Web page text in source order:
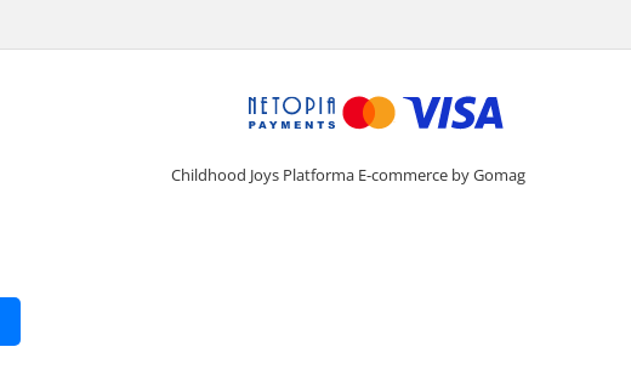
Childhood Joys Platforma E-commerce by Gomag